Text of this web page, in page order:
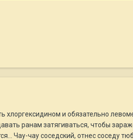
хлоргексидином и обязательно
ранам затягиваться, чтобы
Чау-чау соседский, отнес соседу